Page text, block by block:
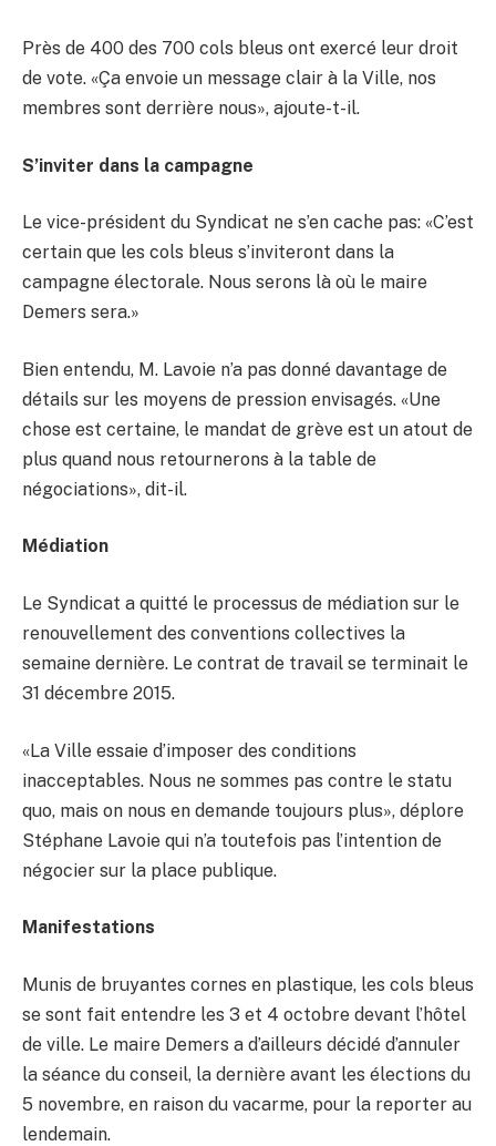
Près de 400 des 700 cols bleus ont exercé leur droit
de vote. «Ça envoie un message clair à la Ville, nos
membres sont derrière nous», ajoute-t-il.
S’inviter dans la campagne
Le vice-président du Syndicat ne s’en cache pas: «C’est
certain que les cols bleus s’inviteront dans la
campagne électorale. Nous serons là où le maire
Demers sera.»
Bien entendu, M. Lavoie n’a pas donné davantage de
détails sur les moyens de pression envisagés. «Une
chose est certaine, le mandat de grève est un atout de
plus quand nous retournerons à la table de
négociations», dit-il.
Médiation
Le Syndicat a quitté le processus de médiation sur le
renouvellement des conventions collectives la
semaine dernière. Le contrat de travail se terminait le
31 décembre 2015.
«La Ville essaie d’imposer des conditions
inacceptables. Nous ne sommes pas contre le statu
quo, mais on nous en demande toujours plus», déplore
Stéphane Lavoie qui n’a toutefois pas l’intention de
négocier sur la place publique.
Manifestations
Munis de bruyantes cornes en plastique, les cols bleus
se sont fait entendre les 3 et 4 octobre devant l’hôtel
de ville. Le maire Demers a d’ailleurs décidé d’annuler
la séance du conseil, la dernière avant les élections du
5 novembre, en raison du vacarme, pour la reporter au
lendemain.